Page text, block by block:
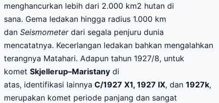
menghancurkan lebih dari 2.000 km2 hutan di
sana. Gema ledakan hingga radius 1.000 km
dan Seismometerdari segala penjuru dunia
mencatatnya. Kecerlangan ledakan bahkan mengalahkan
terangnya Matahari. Adapun tahun 1927/8, untuk
komet Skjellerup–Maristany di
atas, identifikasi lainnya C/1927 X1, 1927 IX, dan 1927k,
merupakan komet periode panjang dan sangat